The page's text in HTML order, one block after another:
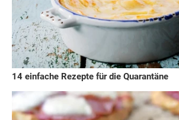
14 einfache Rezepte für die Quarantäne